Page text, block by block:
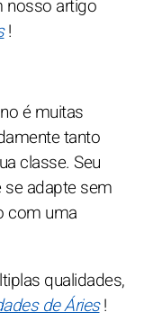
nosso artigo
!
é muitas
tanto
classe. Seu
se adapte sem
com uma
qualidades,
de Áries!